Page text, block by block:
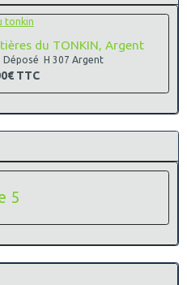
du TONKIN, Argent
H 307 Argent
TTC
5